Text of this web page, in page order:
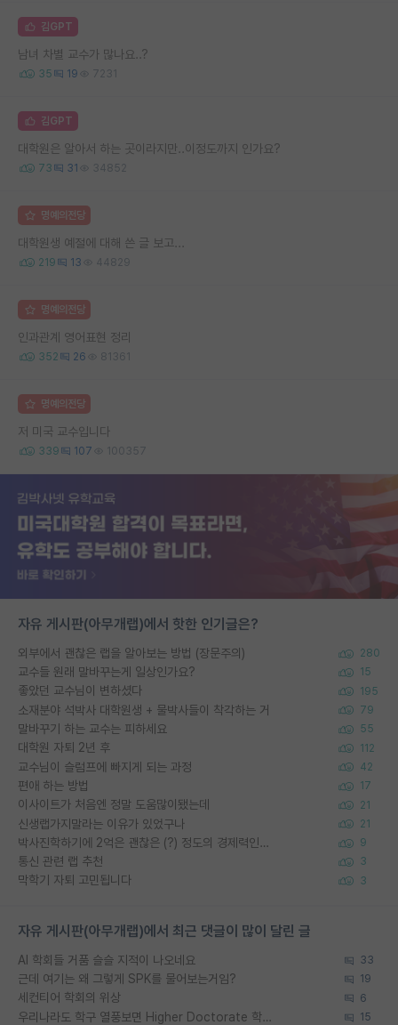
김GPT
남녀 차별 교수가 많나요..?
35 19 7231
김GPT
대학원은 알아서 하는 곳이라지만..이정도까지 인가요?
73 31 34852
명예의전당
대학원생 예절에 대해 쓴 글 보고...
219 13 44829
명예의전당
인과관계 영어표현 정리
352 26 81361
명예의전당
저 미국 교수입니다
339 107 100357
자유 게시판(아무개랩)에서 핫한 인기글은?
외부에서 괜찮은 랩을 알아보는 방법 (장문주의) 280
교수들 원래 말바꾸는게 일상인가요? 15
좋았던 교수님이 변하셨다 195
소재분야 석박사 대학원생 + 물박사들이 착각하는 거 79
말바꾸기 하는 교수는 피하세요 55
대학원 자퇴 2년 후 112
교수님이 슬럼프에 빠지게 되는 과정 42
편애 하는 방법 17
이사이트가 처음엔 정말 도움많이됐는데 21
신생랩가지말라는 이유가 있었구나 21
박사진학하기에 2억은 괜찮은 (?) 정도의 경제력인가요 9
통신 관련 랩 추천 3
막학기 자퇴 고민됩니다 3
자유 게시판(아무개랩)에서 최근 댓글이 많이 달린 글
AI 학회들 거품 슬슬 지적이 나오네요 33
근데 여기는 왜 그렇게 SPK를 물어보는거임? 19
세컨티어 학회의 위상 6
우리나라도 학구 열풍보면 Higher Doctorate 학위가 필요하다고 봅니다. 15